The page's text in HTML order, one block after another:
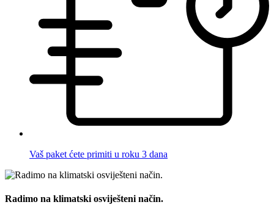
Vaš paket ćete primiti u roku 3 dana
Radimo na klimatski osviješteni način.